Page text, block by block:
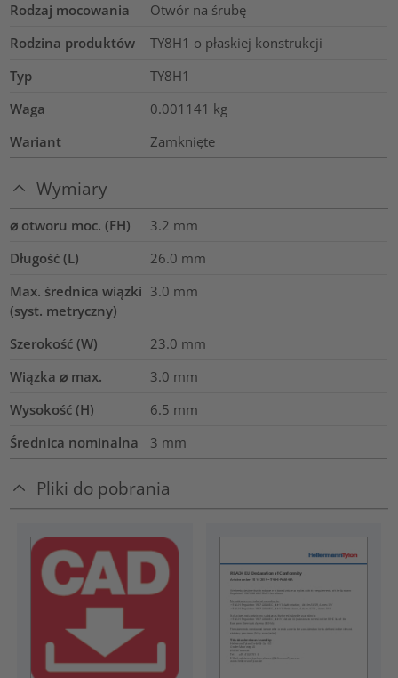
Rodzaj mocowania
Otwór na śrubę
Rodzina produktów
TY8H1 o płaskiej konstrukcji
Typ
TY8H1
Waga
0.001141 kg
Wariant
Zamknięte
Wymiary
⌀ otworu moc. (FH)
3.2 mm
Długość (L)
26.0 mm
Max. średnica wiązki
(syst. metryczny)
3.0 mm
Szerokość (W) 23.0 mm
Wiązka ⌀ max.
3.0 mm
Wysokość (H)
6.5 mm
Średnica nominalna
3 mm
Pliki do pobrania